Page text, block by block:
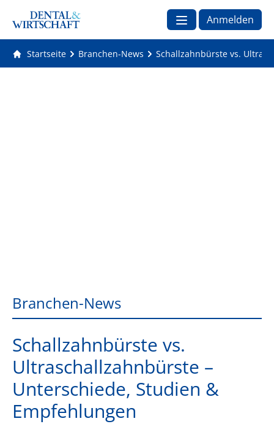
Anmelden
Startseite Branchen-News Schallzahnbürste vs.
Branchen-News
Schallzahnbürste vs.
Ultraschallzahnbürste –
Unterschiede, Studien &
Empfehlungen